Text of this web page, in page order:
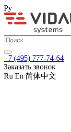
Ру
+7 (495) 777-74-64
Заказать звонок
Ru En 简体中文